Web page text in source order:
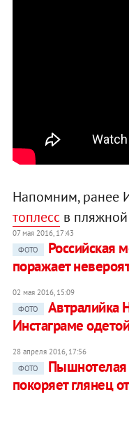
Напомним, ранее
топлессв пляжной
07 мая 2016, 17:43
ФОТО
Российская
поражает
02 мая 2016, 15:09
ФОТО
Автралийка
Инстаграме одетой
28 апреля 2016, 17:56
ФОТО
покоряет глянец